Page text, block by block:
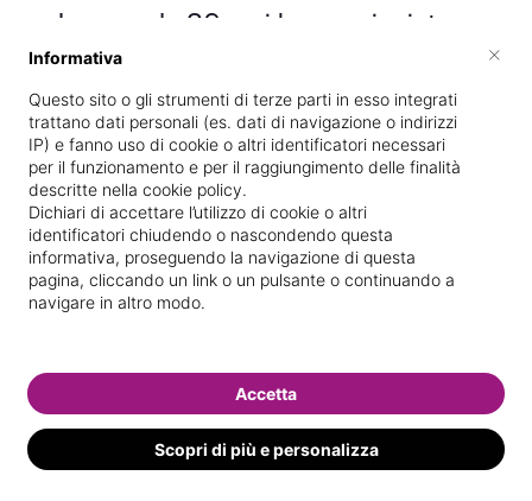
Lavoro da 36anni ho cominciato a
lavorare con mia madre luciana un mito
ma nessuno mi ha mai regalato
Titolare pressoESTETICA LUCIANA DI
STANZANI STEFANIA
Specializzata inTrattamenti corpo
Vedi le informazioni di Stefania
Informativa
Questo sito o gli strumenti di terze parti in esso integrati
trattano dati personali (es. dati di navigazione o indirizzi
IP) e fanno uso di cookie o altri identificatori necessari
per il funzionamento e per il raggiungimento delle finalità
descritte nella cookie policy.
Dichiari di accettare l’utilizzo di cookie o altri
identificatori chiudendo o nascondendo questa
informativa, proseguendo la navigazione di questa
pagina, cliccando un link o un pulsante o continuando a
navigare in altro modo.
Scopri di più e personalizza
Accetta
×